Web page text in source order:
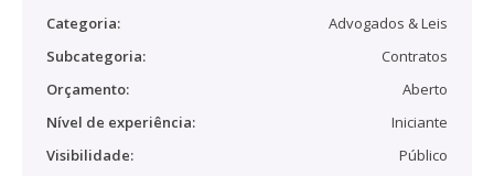
Categoria:
Advogados & Leis
Subcategoria:
Contratos
Orçamento:
Aberto
Nível de experiência:
Iniciante
Visibilidade:
Público